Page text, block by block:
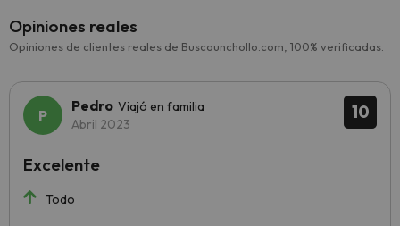
Opiniones reales
Opiniones de clientes reales de Buscounchollo.com, 100% verificadas.
10
Pedro Viajó en familia
Abril 2023
Todo
Excelente